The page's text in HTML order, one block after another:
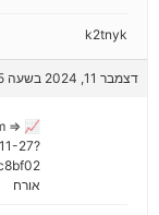
k2tnyk
דצמבר 11, 2024 בשעה 2:45 pm
=>
27?
📈
אורח